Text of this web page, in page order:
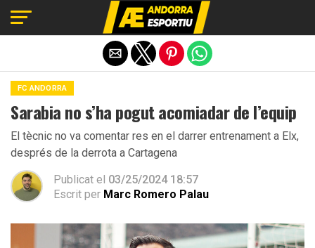
FC ANDORRA
Sarabia no s’ha pogut acomiadar de l’equip
El tècnic no va comentar res en el darrer entrenament a Elx,
després de la derrota a Cartagena
Publicat el 03/25/2024 18:57
Escrit per Marc Romero Palau
Exit mobile version